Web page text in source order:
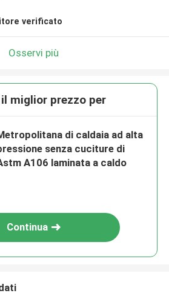
verificato
Osservi più
miglior prezzo per
di caldaia ad alta
senza cuciture di
A106 laminata a caldo
Continua